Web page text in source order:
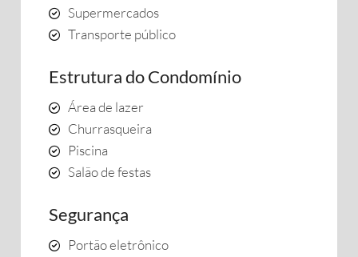
Supermercados
Transporte público
Estrutura do Condomínio
Área de lazer
Churrasqueira
Piscina
Salão de festas
Segurança
Portão eletrônico